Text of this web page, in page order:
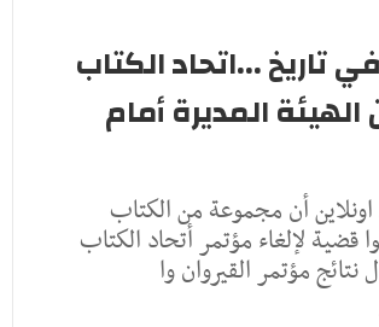
تاريخ ...اتحاد الكتاب
الهيئة المديرة أمام
أن مجموعة من الكتاب
قضية لإلغاء مؤتمر أتحاد الكتاب
نتائج مؤتمر القيروان وا